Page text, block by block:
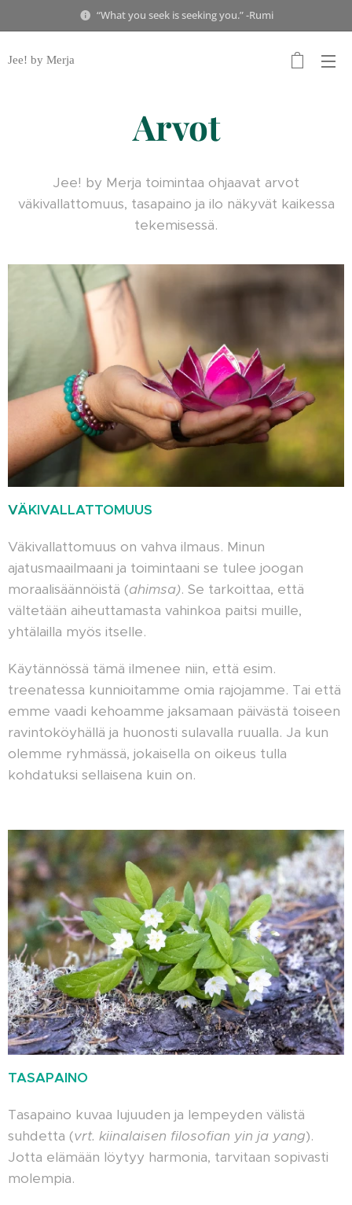
“What you seek is seeking you.” -Rumi
Jee! by Merja
Arvot
Jee! by Merja toimintaa ohjaavat arvot
väkivallattomuus, tasapaino ja ilo näkyvät kaikessa
tekemisessä.
VÄKIVALLATTOMUUS
Väkivallattomuus on vahva ilmaus. Minun
ajatusmaailmaani ja toimintaani se tulee joogan
moraalisäännöistä (ahimsa). Se tarkoittaa, että
vältetään aiheuttamasta vahinkoa paitsi muille,
yhtälailla myös itselle.
Käytännössä tämä ilmenee niin, että esim.
treenatessa kunnioitamme omia rajojamme. Tai että
emme vaadi kehoamme jaksamaan päivästä toiseen
ravintoköyhällä ja huonosti sulavalla ruualla. Ja kun
olemme ryhmässä, jokaisella on oikeus tulla
kohdatuksi sellaisena kuin on.
TASAPAINO
Tasapaino kuvaa lujuuden ja lempeyden välistä
suhdetta (vrt. kiinalaisen filosofian yin ja yang).
Jotta elämään löytyy harmonia, tarvitaan sopivasti
molempia.